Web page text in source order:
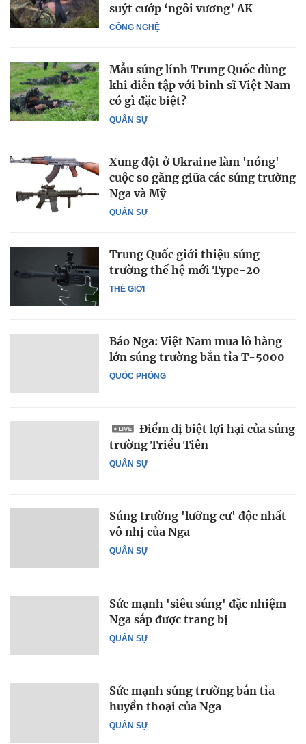
CÔNG NGHỆ
suýt cướp ‘ngôi vương’ AK
QUÂN SỰ
Mẫu súng lính Trung Quốc dùng
khi diễn tập với binh sĩ Việt Nam
có gì đặc biệt?
QUÂN SỰ
Xung đột ở Ukraine làm 'nóng'
cuộc so găng giữa các súng trường
Nga và Mỹ
THẾ GIỚI
Trung Quốc giới thiệu súng
trường thế hệ mới Type-20
QUỐC PHÒNG
Báo Nga: Việt Nam mua lô hàng
lớn súng trường bắn tỉa T-5000
QUÂN SỰ
Điểm dị biệt lợi hại của súng
trường Triều Tiên
QUÂN SỰ
Súng trường 'lưỡng cư' độc nhất
vô nhị của Nga
QUÂN SỰ
Sức mạnh 'siêu súng' đặc nhiệm
Nga sắp được trang bị
QUÂN SỰ
Sức mạnh súng trường bắn tỉa
huyền thoại của Nga